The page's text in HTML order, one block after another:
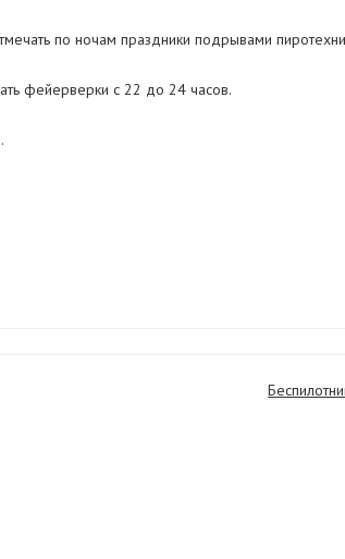
по ночам праздники подрывами
фейерверки с 22 до 24 часов.